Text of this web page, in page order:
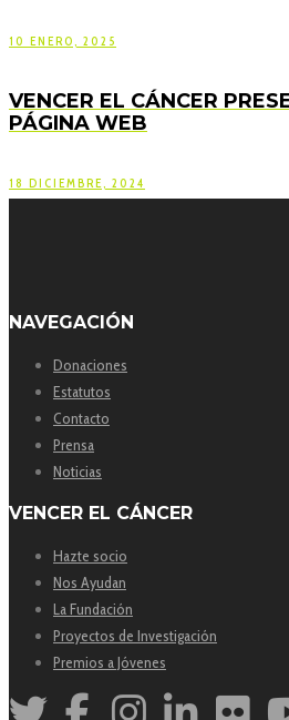
10 ENERO, 2025
VENCER EL CÁNCER
PÁGINA WEB
18 DICIEMBRE, 2024
NAVEGACIÓN
Donaciones
Estatutos
Contacto
Prensa
Noticias
VENCER EL CÁNCER
Hazte socio
Nos Ayudan
La Fundación
Proyectos de Investigación
Premios a Jóvenes